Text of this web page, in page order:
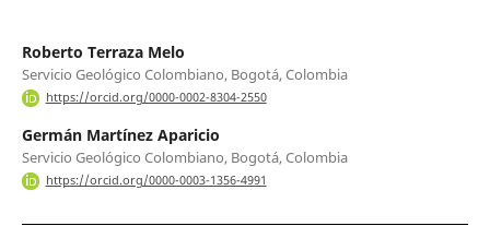
Roberto Terraza Melo
Servicio Geológico Colombiano, Bogotá, Colombia
https://orcid.org/0000-0002-8304-2550
Germán Martínez Aparicio
Servicio Geológico Colombiano, Bogotá, Colombia
https://orcid.org/0000-0003-1356-4991